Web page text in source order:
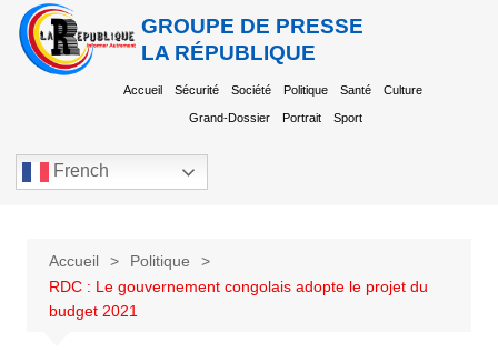
GROUPE DE PRESSE
LA RÉPUBLIQUE
Accueil Sécurité Société Politique Santé Culture
Grand-Dossier Portrait Sport
French
Accueil
Politique
RDC : Le gouvernement congolais adopte le projet du
budget 2021